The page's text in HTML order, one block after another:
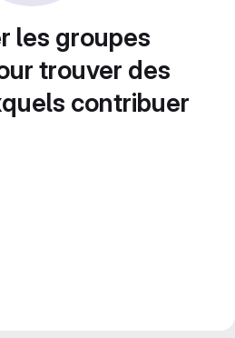
les groupes
trouver des
contribuer